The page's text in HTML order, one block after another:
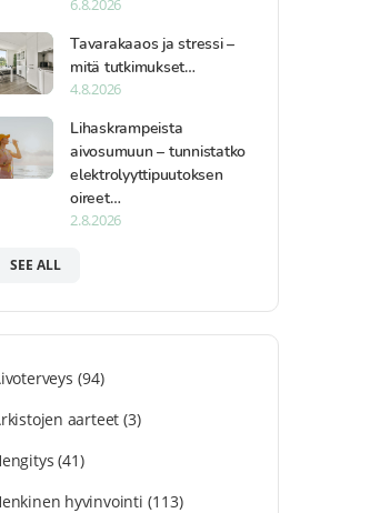
6.8.2026
Tavarakaaos ja stressi –
mitä tutkimukset…
4.8.2026
Lihaskrampeista
aivosumuun – tunnistatko
elektrolyyttipuutoksen
oireet…
2.8.2026
SEE ALL
(94)
aarteet (3)
(41)
hyvinvointi (113)